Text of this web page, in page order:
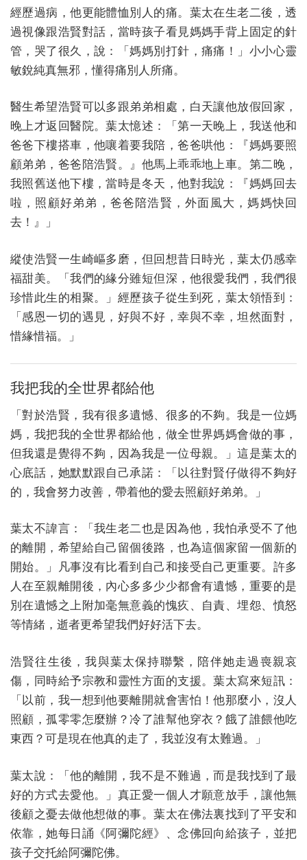
經歷過病，他更能體恤別人的痛。葉太在生老二後，透
過視像跟浩賢對話，當時孩子看見媽媽手背上固定的針
管，哭了很久，說：「媽媽別打針，痛痛！」小小心靈
敏銳純真無邪，懂得痛別人所痛。
醫生希望浩賢可以多跟弟弟相處，白天讓他放假回家，
晚上才返回醫院。葉太憶述：「第一天晚上，我送他和
爸爸下樓搭車，他嚷着要我陪，爸爸哄他：『媽媽要照
顧弟弟，爸爸陪浩賢。』他馬上乖乖地上車。第二晚，
我照舊送他下樓，當時是冬天，他對我說：『媽媽回去
啦，照顧好弟弟，爸爸陪浩賢，外面風大，媽媽快回
去！』」
縱使浩賢一生崎嶇多磨，但回想昔日時光，葉太仍感幸
福甜美。「我們的緣分雖短但深，他很愛我們，我們很
珍惜此生的相聚。」經歷孩子從生到死，葉太領悟到：
「感恩一切的遇見，好與不好，幸與不幸，坦然面對，
惜緣惜福。」
我把我的全世界都給他
「對於浩賢，我有很多遺憾、很多的不夠。我是一位媽
媽，我把我的全世界都給他，做全世界媽媽會做的事，
但我還是覺得不夠，因為我是一位母親。」這是葉太的
心底話，她默默跟自己承諾：「以往對賢仔做得不夠好
的，我會努力改善，帶着他的愛去照顧好弟弟。」
葉太不諱言：「我生老二也是因為他，我怕承受不了他
的離開，希望給自己留個後路，也為這個家留一個新的
開始。」凡事沒有比看到自己和接受自己更重要。許多
人在至親離開後，內心多多少少都會有遺憾，重要的是
別在遺憾之上附加毫無意義的愧疚、自責、埋怨、憤怒
等情緒，逝者更希望我們好好活下去。
浩賢往生後，我與葉太保持聯繫，陪伴她走過喪親哀
傷，同時給予宗教和靈性方面的支援。葉太寫來短訊：
「以前，我一想到他要離開就會害怕！他那麼小，沒人
照顧，孤零零怎麼辦？冷了誰幫他穿衣？餓了誰餵他吃
東西？可是現在他真的走了，我並沒有太難過。」
葉太說：「他的離開，我不是不難過，而是我找到了最
好的方式去愛他。」真正愛一個人才願意放手，讓他無
後顧之憂去做他想做的事。葉太在佛法裏找到了平安和
依靠，她每日誦《阿彌陀經》、念佛回向給孩子，並把
孩子交托給阿彌陀佛。